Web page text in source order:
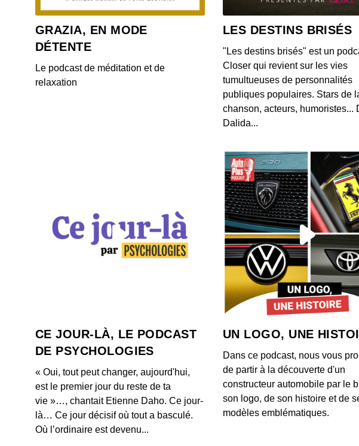
GRAZIA, EN MODE
DÉTENTE
Le podcast de méditation et de
relaxation
LES DESTINS BRISÉS
"Les destins brisés" est un
Closer qui revient sur les vies
tumultueuses de personnalités
publiques populaires. Stars de
chanson, acteurs, humoristes...
Dalida...
CE JOUR-LÀ, LE PODCAST
DE PSYCHOLOGIES
« Oui, tout peut changer, aujourd'hui,
est le premier jour du reste de ta
vie »…, chantait Etienne Daho. Ce jour-
là… Ce jour décisif où tout a basculé.
Où l’ordinaire est devenu...
UN LOGO, UNE
Dans ce podcast, nous vous
de partir à la découverte d'un
constructeur automobile par le
son logo, de son histoire et de
modèles emblématiques.